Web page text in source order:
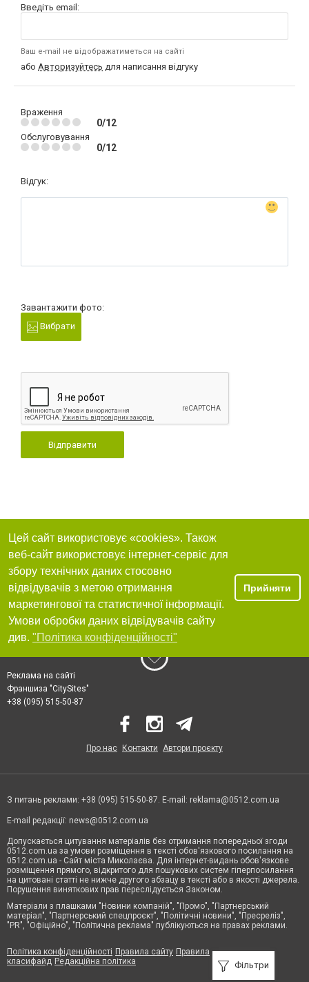
Введіть email:
Ваш e-mail не відображатиметься на сайті
або Авторизуйтесь для написання відгуку
Враження
0/12
Обслуговування
0/12
Відгук:
Завантажити фото:
Вибрати
Відправити
Фільтри
Цей сайт використовує «cookies». Також
веб-сайт використовує інтернет-сервіс для
збору технічних даних стосовно
відвідувачів з метою отримання
маркетингової та статистичної інформації.
Умови обробки даних відвідувачів сайту
див. "Політика конфіденційності"
Прийняти
Реклама на сайті
Франшиза "CitySites"
+38 (095) 515-50-87
Про нас Контакти Автори проєкту
З питань реклами: +38 (095) 515-50-87. E-mail: reklama@0512.com.ua
E-mail редакції: news@0512.com.ua
Допускається цитування матеріалів без отримання попередньої згоди
0512.com.ua за умови розміщення в тексті обов'язкового посилання на
0512.com.ua - Сайт міста Миколаєва. Для інтернет-видань обов'язкове
розміщення прямого, відкритого для пошукових систем гіперпосилання
на цитовані статті не нижче другого абзацу в тексті або в якості джерела.
Порушення виняткових прав переслідується Законом.
Матеріали з плашками "Новини компаній", "Промо", "Партнерський
матеріал", "Партнерський спецпроєкт", "Політичні новини", "Пресреліз",
"PR", "Офіційно", "Політична реклама" публікуються на правах реклами.
Політика конфіденційності Правила сайту Правила
класифайд Редакційна політика